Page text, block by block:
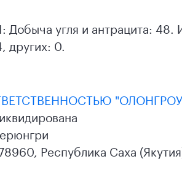
Добыча угля и антрацита:
других: 0.
Республика Саха